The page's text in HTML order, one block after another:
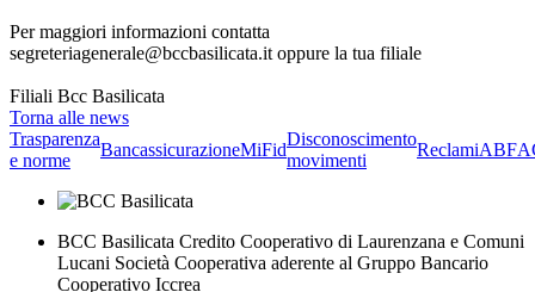
Per maggiori informazioni contatta
segreteriagenerale@bccbasilicata.it oppure la tua filiale
Filiali Bcc Basilicata
Torna alle news
Trasparenza
e norme
BancassicurazioneMiFid
Disconoscimento
movimenti
ReclamiABF
BCC Basilicata Credito Cooperativo di Laurenzana e Comuni
Lucani Società Cooperativa aderente al Gruppo Bancario
Cooperativo Iccrea